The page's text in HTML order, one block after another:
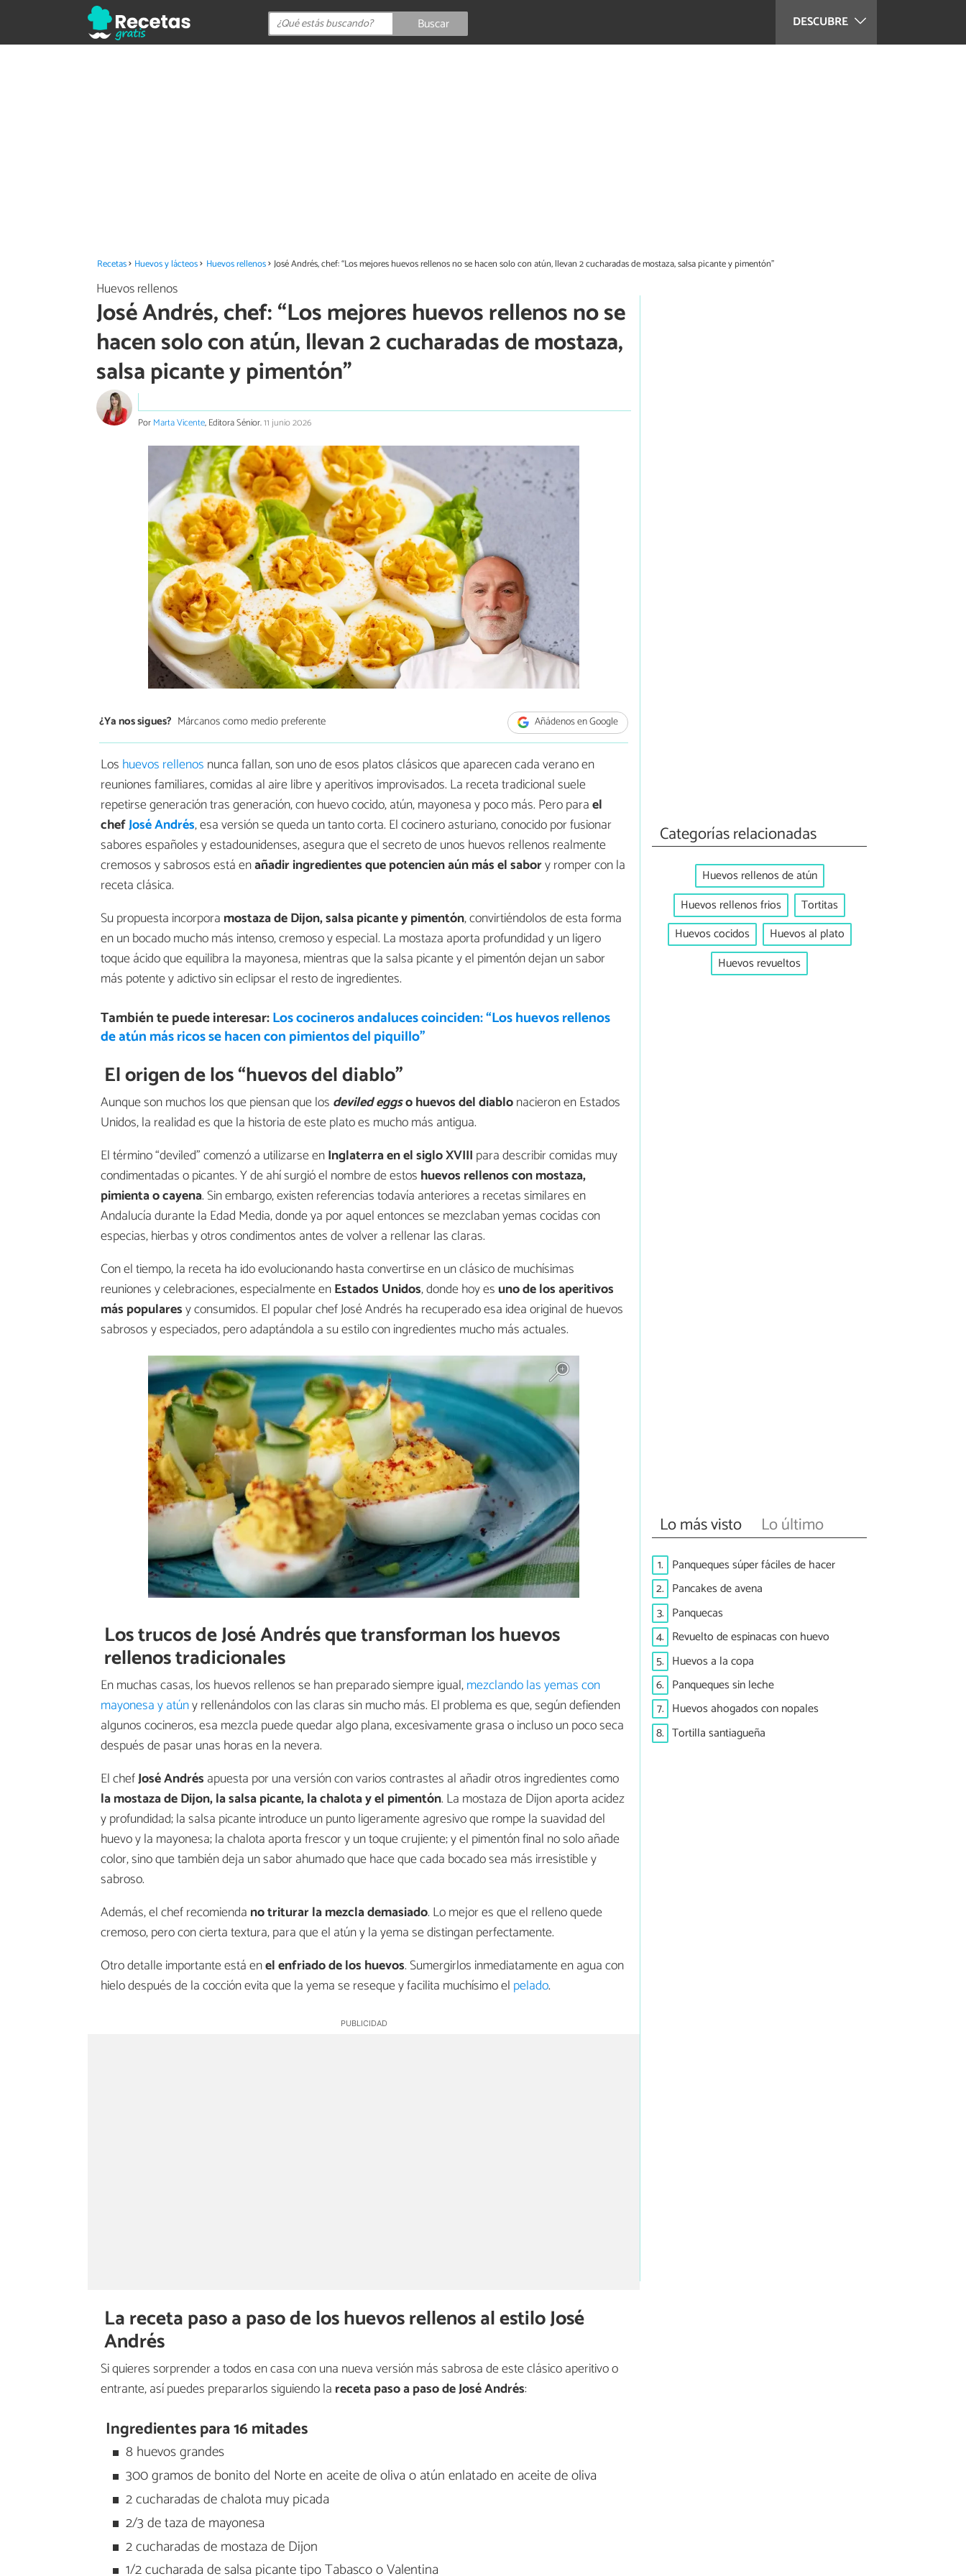
DESCUBRE
Buscar
Recetas Huevos y lácteos Huevos rellenos José Andrés, chef: “Los mejores huevos rellenos no se hacen solo con atún, llevan 2 cucharadas de mostaza, salsa picante y pimentón”
Huevos rellenos
José Andrés, chef: “Los mejores huevos rellenos no se
hacen solo con atún, llevan 2 cucharadas de mostaza,
salsa picante y pimentón”
PorMarta Vicente, Editora Sénior.11 junio 2026
¿Ya nos sigues? Márcanos como medio preferente Añádenos en Google
Los huevos rellenos nunca fallan, son uno de esos platos clásicos que aparecen cada verano en
reuniones familiares, comidas al aire libre y aperitivos improvisados. La receta tradicional suele
repetirse generación tras generación, con huevo cocido, atún, mayonesa y poco más. Pero parael
chefJosé Andrés, esa versión se queda un tanto corta. El cocinero asturiano, conocido por fusionar
sabores españoles y estadounidenses, asegura que el secreto de unos huevos rellenos realmente
cremosos y sabrosos está enañadir ingredientes que potencien aún más el sabory romper con la
receta clásica.
Su propuesta incorpora mostaza de Dijon, salsa picante y pimentón, convirtiéndolos de esta forma
en un bocado mucho más intenso, cremoso y especial. La mostaza aporta profundidad y un ligero
toque ácido que equilibra la mayonesa, mientras que la salsa picante y el pimentón dejan un sabor
más potente y adictivo sin eclipsar el resto de ingredientes.
También te puede interesar:Los cocineros andaluces coinciden: “Los huevos rellenos
de atún más ricos se hacen con pimientos del piquillo”
El origen de los “huevos del diablo”
Aunque son muchos los que piensan que los deviled eggso huevos del diablonacieron en Estados
Unidos, la realidad es que la historia de este plato es mucho más antigua.
El término “deviled” comenzó a utilizarse enInglaterra en el siglo XVIII para describir comidas muy
condimentadas o picantes. Y de ahí surgió el nombre de estos huevos rellenos con mostaza,
pimienta o cayena. Sin embargo, existen referencias todavía anteriores a recetas similares en
Andalucía durante la Edad Media, donde ya por aquel entonces se mezclaban yemas cocidas con
especias, hierbas y otros condimentos antes de volver a rellenar las claras.
Con el tiempo, la receta ha ido evolucionando hasta convertirse en un clásico de muchísimas
reuniones y celebraciones, especialmente enEstados Unidos, donde hoy es uno de los aperitivos
más popularesy consumidos. El popular chef José Andrés ha recuperado esa idea original de huevos
sabrosos y especiados, pero adaptándola a su estilo con ingredientes mucho más actuales.
Los trucos de José Andrés que transforman los huevos
rellenos tradicionales
En muchas casas, los huevos rellenos se han preparado siempre igual,mezclando las yemas con
mayonesa y atúny rellenándolos con las claras sin mucho más. El problema es que, según defienden
algunos cocineros, esa mezcla puede quedar algo plana, excesivamente grasa o incluso un poco seca
después de pasar unas horas en la nevera.
El chefJosé Andrés apuesta por una versión con varios contrastes al añadir otros ingredientes como
la mostaza de Dijon, la salsa picante, la chalota y el pimentón. La mostaza de Dijon aporta acidez
y profundidad; la salsa picante introduce un punto ligeramente agresivo que rompe la suavidad del
huevo y la mayonesa; la chalota aporta frescor y un toque crujiente; y el pimentón final no solo añade
color, sino que también deja un sabor ahumado que hace que cada bocado sea más irresistible y
sabroso.
Además, el chef recomienda no triturar la mezcla demasiado. Lo mejor es que el relleno quede
cremoso, pero con cierta textura, para que el atún y la yema se distingan perfectamente.
Otro detalle importante está enel enfriado de los huevos. Sumergirlos inmediatamente en agua con
hielo después de la cocción evita que la yema se reseque y facilita muchísimo el pelado.
La receta paso a paso de los huevos rellenos al estilo José
Andrés
Si quieres sorprender a todos en casa con una nueva versión más sabrosa de este clásico aperitivo o
entrante, así puedes prepararlos siguiendo la receta paso a paso de José Andrés:
Ingredientes para 16 mitades
8 huevos grandes
300 gramos de bonito del Norte en aceite de oliva o atún enlatado en aceite de oliva
2 cucharadas de chalota muy picada
2/3 de taza de mayonesa
2 cucharadas de mostaza de Dijon
1/2 cucharada de salsa picante tipo Tabasco o Valentina
Categorías relacionadas
Huevos rellenos de atún
Huevos rellenos frios
Tortitas
Huevos cocidos
Huevos al plato
Huevos revueltos
Lo más visto Lo último
1. Panqueques súper fáciles de hacer
2. Pancakes de avena
3. Panquecas
4. Revuelto de espinacas con huevo
5. Huevos a la copa
6. Panqueques sin leche
7. Huevos ahogados con nopales
8. Tortilla santiagueña